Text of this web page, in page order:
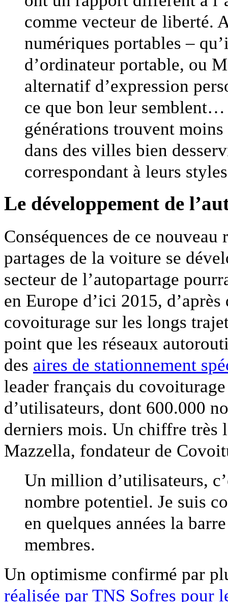
comme vecteur de liberté.
numériques portables –
d’ordinateur portable, ou
alternatif d’expression
ce que bon leur
générations trouvent
dans des villes bien
correspondant à leurs
Le développement de
Conséquences de ce
partages de la voiture se
secteur de l’autopartage
en Europe d’ici 2015,
covoiturage sur les longs
point que les réseaux
des aires de stationnement
leader français du
d’utilisateurs, dont 600.000
derniers mois. Un chiffre très
Mazzella, fondateur de
Un million d’utilisateurs,
nombre potentiel. Je suis
en quelques années la
membres.
Un optimisme confirmé par
réalisée par TNS Sofres pour